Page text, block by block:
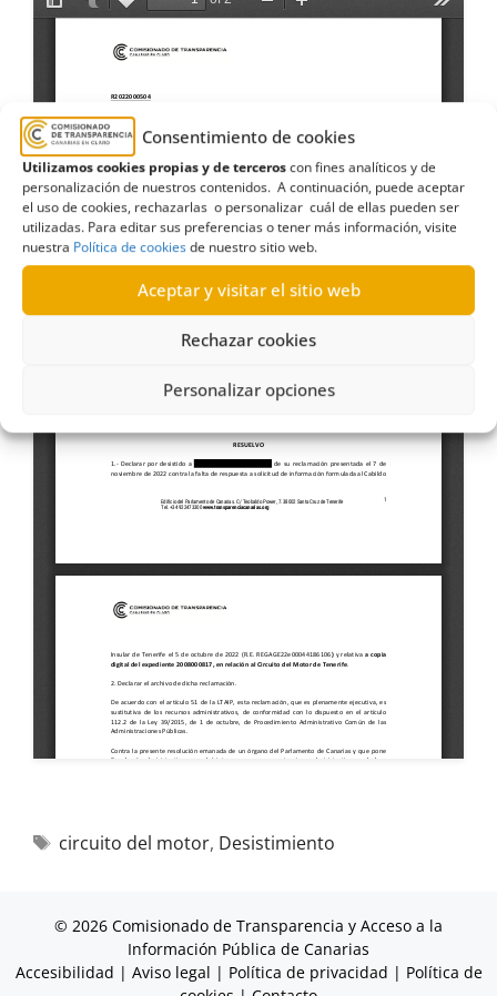
Consentimiento de cookies
Utilizamos cookies propias y de terceroscon fines analíticos y de
personalización de nuestros contenidos. A continuación, puede aceptar
el uso de cookies, rechazarlas o personalizar cuál de ellas pueden ser
utilizadas. Para editar sus preferencias o tener más información, visite
nuestra Política de cookiesde nuestro sitio web.
Aceptar y visitar el sitio web
Rechazar cookies
Personalizar opciones
circuito del motor, Desistimiento
© 2026 Comisionado de Transparencia y Acceso a la
Información Pública de Canarias
Accesibilidad | Aviso legal | Política de privacidad | Política de